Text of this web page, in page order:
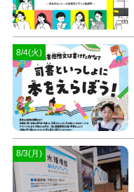
8/4(火)
8/3(月)